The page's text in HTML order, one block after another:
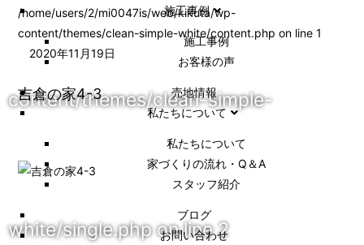
施工事例
施⼯事例
お客様の声
売地情報
私たちについて
私たちについて
家づくりの流れ・Q＆A
スタッフ紹介
ブログ
お問い合わせ
content/themes/clean-simple-
white/single.phpon line2
/home/users/2/mi0047is/web/kikuta/wp-
content/themes/clean-simple-white/content.php on line1
2020年11月19日
吉倉の家4-3